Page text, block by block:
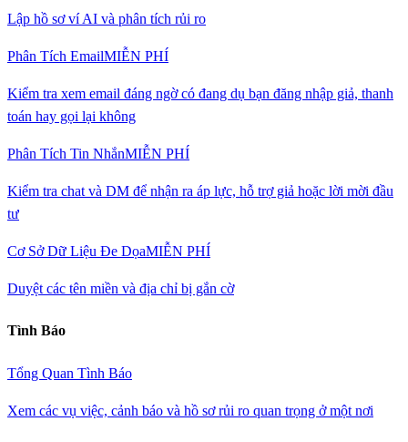
Lập hồ sơ ví AI và phân tích rủi ro
Phân Tích EmailMIỄN PHÍ
Kiểm tra xem email đáng ngờ có đang dụ bạn đăng nhập giả, thanh
toán hay gọi lại không
Phân Tích Tin NhắnMIỄN PHÍ
Kiểm tra chat và DM để nhận ra áp lực, hỗ trợ giả hoặc lời mời đầu
tư
Cơ Sở Dữ Liệu Đe DọaMIỄN PHÍ
Duyệt các tên miền và địa chỉ bị gắn cờ
Tình Báo
Tổng Quan Tình Báo
Xem các vụ việc, cảnh báo và hồ sơ rủi ro quan trọng ở một nơi